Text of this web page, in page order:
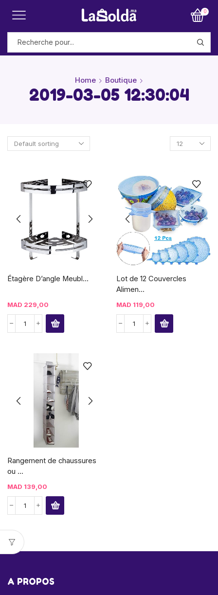
0
Home Boutique
2019-03-05 12:30:04
Étagère D’angle Meubl...
MAD 229,00
Lot de 12 Couvercles
Alimen...
MAD 119,00
Rangement de chaussures
ou ...
MAD 139,00
A PROPOS